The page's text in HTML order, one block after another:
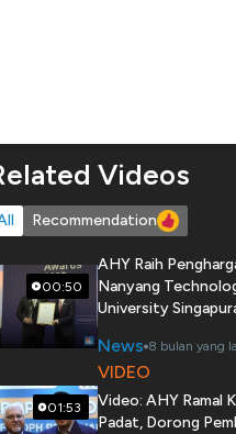
Videos
Recommendation
00:50
AHY Raih
Nanyang
University
News 8 bulan yang
01:53
VIDEO
Video: AHY Ramal
Padat, Dorong